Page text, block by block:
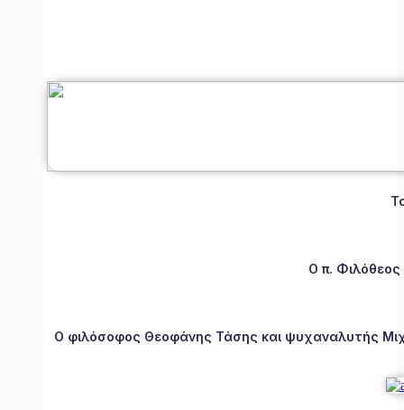
Ο π.
Ο φιλόσοφος Θεοφάνης Τάσης και ψυχαναλυτής